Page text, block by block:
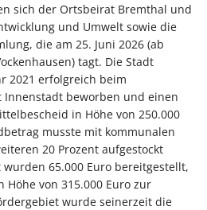
sich der Ortsbeirat Bremthal und
und Umwelt sowie die
die am 25. Juni 2026 (ab
tagt. Die Stadt
2021 erfolgreich beim
Innenstadt beworben und einen
in Höhe von 250.000
musste mit kommunalen
20 Prozent aufgestockt
65.000 Euro bereitgestellt,
von 315.000 Euro zur
wurde seinerzeit die